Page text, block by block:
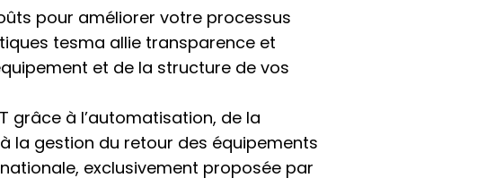
pour améliorer votre processus
tesma allie transparence et
et de la structure de vos
grâce à l’automatisation, de la
la gestion du retour des équipements
exclusivement proposée par